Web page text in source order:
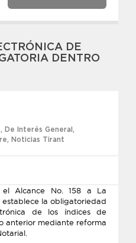
DE
DENTRO
, De Interés General ,
, Noticias Tirant
Alcance No. 158 a La
la obligatoriedad
de los índices de
anterior mediante reforma